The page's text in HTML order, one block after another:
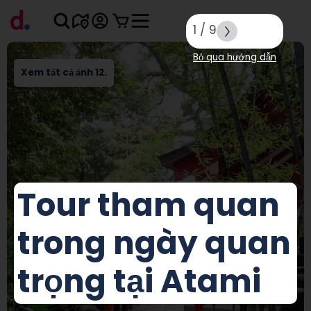
Xem tất cả ảnh 12.
Tour tham quan
trong ngày quan
trọng tại Atami
1 / 9
Bỏ qua hướng dẫn